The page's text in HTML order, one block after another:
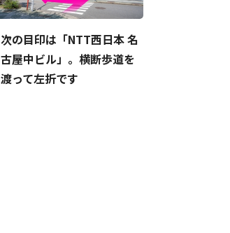
次の目印は「NTT西日本 名
古屋中ビル」。横断歩道を
渡って左折です